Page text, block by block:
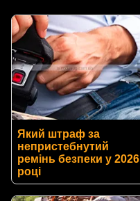
Який штраф за
непристебнутий
ремінь безпеки у 2026
році